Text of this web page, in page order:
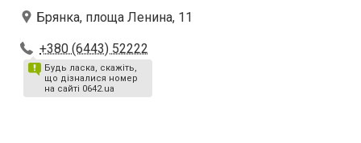
Брянка, площа Ленина, 11
+380 (6443) 52222
Будь ласка, скажіть,
що дізналися номер
на сайті 0642.ua